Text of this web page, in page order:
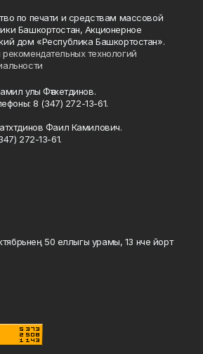
по печати и средствам массовой
Башкортостан, Акционерное
дом «Республика Башкортостан».
технологий
улы Фәтхетдинов.
8 (347) 272-13-61.
Фаил Камилович.
272-13-61.
50 еллыгы урамы, 13 нче йорт